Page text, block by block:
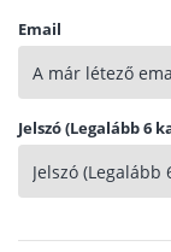
Email
Jelszó (Legalább 6